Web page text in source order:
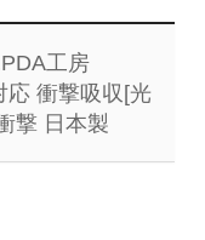
工房
応 衝撃吸収[光
撃 日本製